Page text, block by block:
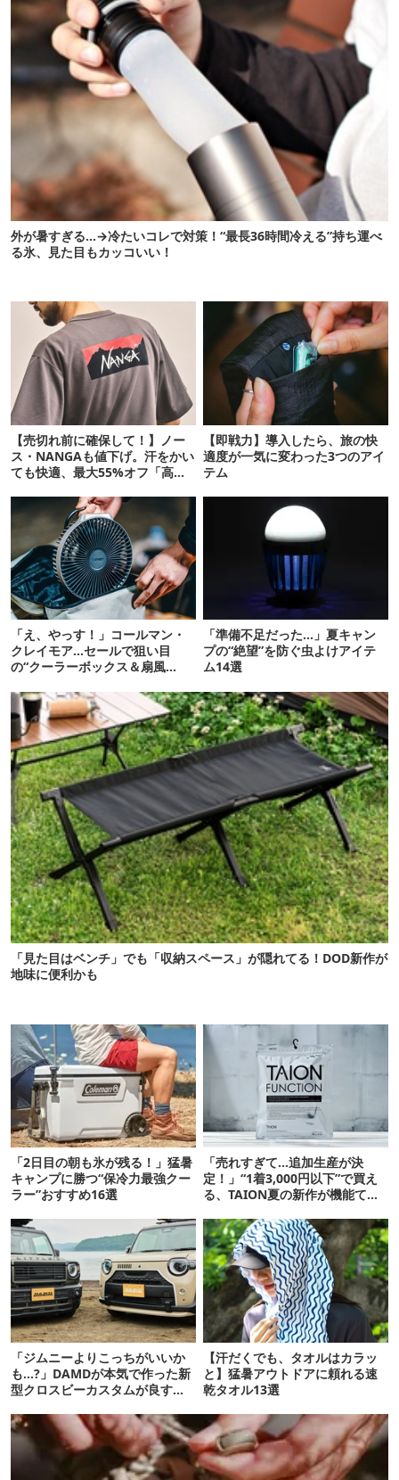
外が暑すぎる…→冷たいコレで対策！“最長36時間冷える”持ち運べ
る氷、見た目もカッコいい！
【売切れ前に確保して！】ノー
ス・NANGAも値下げ。汗をかい
ても快適、最大55%オフ「高機
【即戦力】導入したら、旅の快
適度が一気に変わった3つのアイ
テム
「え、やっす！」コールマン・
クレイモア…セールで狙い目
の“クーラーボックス＆扇風
「準備不足だった…」夏キャン
プの“絶望”を防ぐ虫よけアイテ
ム14選
「見た目はベンチ」でも「収納スペース」が隠れてる！DOD新作が
地味に便利かも
「2日目の朝も氷が残る！」猛暑
キャンプに勝つ“保冷力最強クー
ラー”おすすめ16選
「売れすぎて…追加生産が決
定！」“1着3,000円以下”で買え
る、TAION夏の新作が機能てん
「ジムニーよりこっちがいいか
も…?」DAMDが本気で作った新
型クロスビーカスタムが良すぎ
【汗だくでも、タオルはカラッ
と】猛暑アウトドアに頼れる速
乾タオル13選